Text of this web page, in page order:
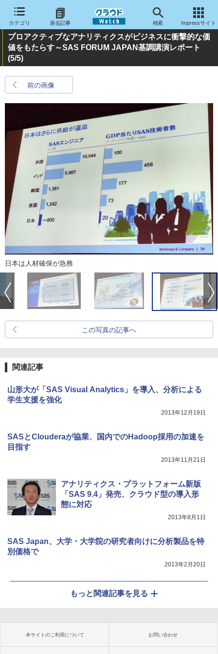
カテゴリ 過去記事 検索 Impressサイト
プロアクティブなアナリティクスがビジネスに衝撃的な価
値をもたらす～SAS FORUM JAPAN基調講演レポート
(5/5)
前の画像
日本は人材確保が急務
この写真の記事へ
関連記事
山形大が「SAS Visual Analytics」を導入、分析による
学生支援を強化
2013年12月19日
SASとClouderaが協業、国内でのHadoop採用の加速を
目指す
2013年11月21日
アナリティクス・プラットフォーム新版
「SAS 9.4」発売、クラウド型の導入形
態に対応
2013年8月1日
SAS Japan、大学・大学院の研究者向けに分析製品を特
別価格で
2013年2月20日
もっと関連記事を見る
本サイトのご利用について お問い合わせ